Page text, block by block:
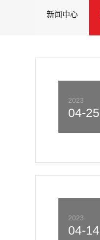
新闻中心
2023
04-25
2023
04-14